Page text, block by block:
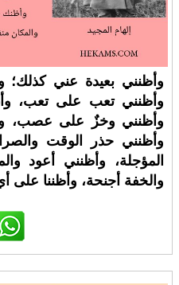
وأظنني بعيدة عني
وأظنني تعب على تعب،
وأظنني وخزٌ على عصب،
وأظنني حذر الوقت
المؤجلة، وأظنني أعود
والخفة أجنحة، وأظننا على